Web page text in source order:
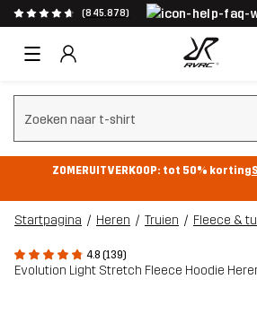
(845.878)
Zoeken wissen
ZOMERUITVERKOOP: tot 50% korting
Startpagina Heren Truien Fleece &
4.8 (139)
Evolution Light Stretch Fleece Hoodie